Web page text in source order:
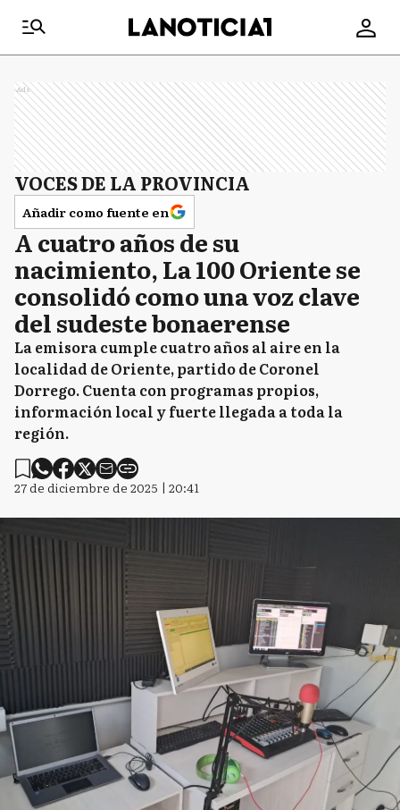
Ads
VOCES DE LA PROVINCIA
Añadir como fuente en
A cuatro años de su
nacimiento, La 100 Oriente se
consolidó como una voz clave
del sudeste bonaerense
La emisora cumple cuatro años al aire en la
localidad de Oriente, partido de Coronel
Dorrego. Cuenta con programas propios,
información local y fuerte llegada a toda la
región.
27 de diciembre de 2025 | 20:41